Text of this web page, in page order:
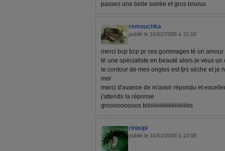
passes une belle soirée et gros bisous
remouchka
publié le 16/02/2008 à 15:10
merci bcp bcp pr ces gommages té un amour
té une spécialiste en beauté alors je veux un
le contour de mes ongles est tjrs séche et je
moi
merci d'avance de m'avoir répondu et
j'attends la réponse
grooooooooos biiiiiiiiiiiiiiiiiiiiiiiiiiiiis
rinisipi
publié le 16/02/2008 à 10:08